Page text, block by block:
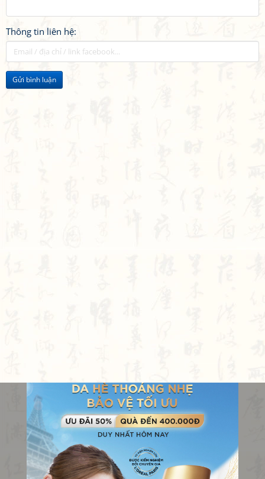
Thông tin liên hệ:
Gửi bình luận